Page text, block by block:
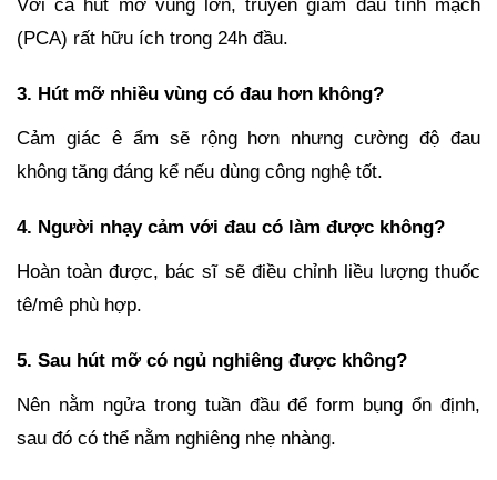
Với ca hút mỡ vùng lớn, truyền giảm đau tĩnh mạch
(PCA) rất hữu ích trong 24h đầu.
3. Hút mỡ nhiều vùng có đau hơn không?
Cảm giác ê ẩm sẽ rộng hơn nhưng cường độ đau
không tăng đáng kể nếu dùng công nghệ tốt.
4. Người nhạy cảm với đau có làm được không?
Hoàn toàn được, bác sĩ sẽ điều chỉnh liều lượng thuốc
tê/mê phù hợp.
5. Sau hút mỡ có ngủ nghiêng được không?
Nên nằm ngửa trong tuần đầu để form bụng ổn định,
sau đó có thể nằm nghiêng nhẹ nhàng.